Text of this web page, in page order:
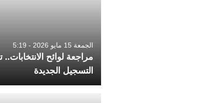
الجمعة 15 مايو 2026 - 5:19
مراجعة لوائح
التسجيل الجديدة